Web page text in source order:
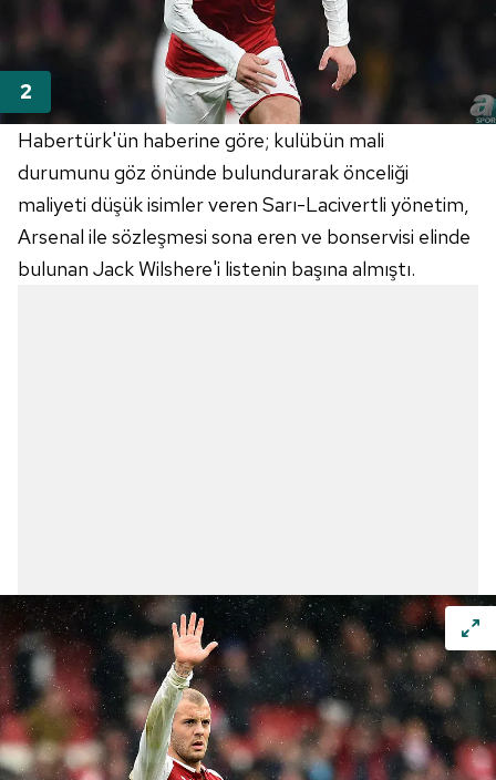
Habertürk'ün haberine göre; kulübün mali
durumunu göz önünde bulundurarak önceliği
maliyeti düşük isimler veren Sarı-Lacivertli yönetim,
Arsenal ile sözleşmesi sona eren ve bonservisi elinde
bulunan Jack Wilshere'i listenin başına almıştı.